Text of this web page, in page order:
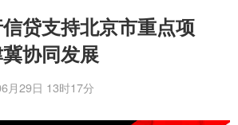
贷支持北京市重点项
协同发展
月29日 13时17分